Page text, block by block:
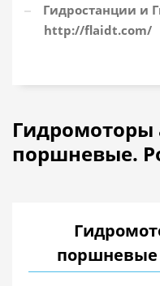
Гидростанции и
http://flaidt.com/
Гидромоторы
поршневые.
поршневые